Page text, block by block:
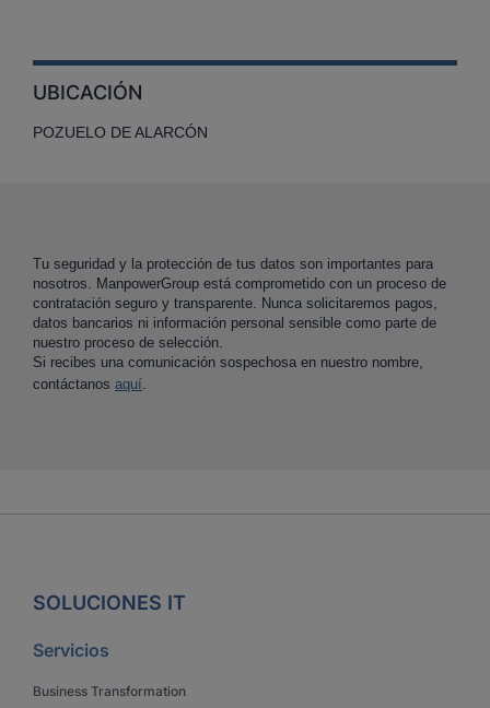
UBICACIÓN
POZUELO DE ALARCÓN
Tu seguridad y la protección de tus datos son importantes para
nosotros. ManpowerGroup está comprometido con un proceso de
contratación seguro y transparente. Nunca solicitaremos pagos,
datos bancarios ni información personal sensible como parte de
nuestro proceso de selección.
Si recibes una comunicación sospechosa en nuestro nombre,
contáctanos aquí.
SOLUCIONES IT
Servicios
Business Transformation